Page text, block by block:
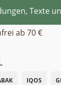
Texte
ab 70 €
IQOS